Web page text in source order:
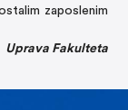
zaposlenim
Uprava Fakulteta